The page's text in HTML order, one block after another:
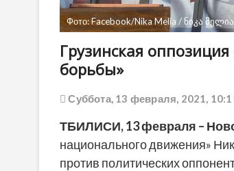
Фото: Facebook/Nika Melia / ნიკა მელია
Грузинская
борьбы»
Суббота, 13 февраля, 2021,
ТБИЛИСИ, 13 февраля –
национального движения»
против политических